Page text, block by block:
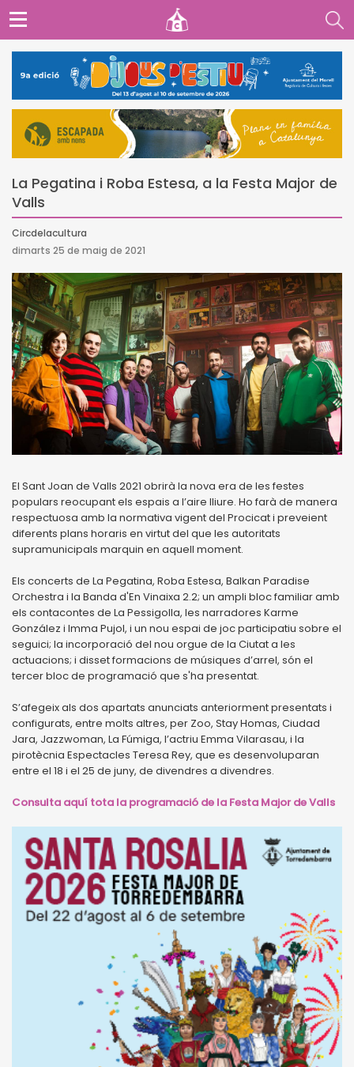
La Pegatina i Roba Estesa, a la Festa Major de
Valls
Circdelacultura
dimarts 25 de maig de 2021
El Sant Joan de Valls 2021 obrirà la nova era de les festes
populars reocupant els espais a l’aire lliure. Ho farà de manera
respectuosa amb la normativa vigent del Procicat i preveient
diferents plans horaris en virtut del que les autoritats
supramunicipals marquin en aquell moment.
Els concerts de La Pegatina, Roba Estesa, Balkan Paradise
Orchestra i la Banda d'En Vinaixa 2.2; un ampli bloc familiar amb
els contacontes de La Pessigolla, les narradores Karme
González i Imma Pujol, i un nou espai de joc participatiu sobre el
seguici; la incorporació del nou orgue de la Ciutat a les
actuacions; i disset formacions de músiques d’arrel, són el
tercer bloc de programació que s'ha presentat.
S’afegeix als dos apartats anunciats anteriorment presentats i
configurats, entre molts altres, per Zoo, Stay Homas, Ciudad
Jara, Jazzwoman, La Fúmiga, l’actriu Emma Vilarasau, i la
pirotècnia Espectacles Teresa Rey, que es desenvoluparan
entre el 18 i el 25 de juny, de divendres a divendres.
Consulta aquí tota la programació de la Festa Major de Valls